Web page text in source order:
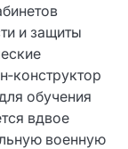
и защиты
обучения
вдвое
военную